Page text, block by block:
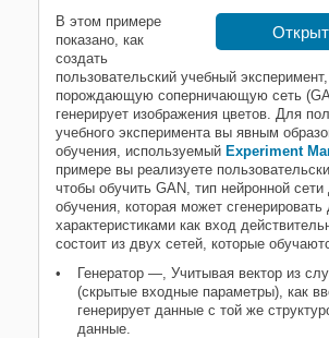
Deep Learning Toolbox
Настройка и визуализация глубокого
Используйте Experiment Manager,
чтобы обучить порождающие
соперничающие сети (GANs)
НА ЭТОЙ СТРАНИЦЕ
Открытый эксперимент
Запустите эксперимент
Оцените результаты
Повторно выполните эксперимент
Закройте эксперимент
Приложение 1: учебная функция
В этом примере
показано, как
создать
пользовательский учебный
порождающую соперничающую сеть
генерирует изображения цветов. Для
учебного эксперимента вы явным
обучения, используемый Experiment
примере вы реализуете
чтобы обучить GAN, тип нейронной сети
обучения, которая может
характеристиками как вход
состоит из двух сетей, которые
Генератор —, Учитывая вектор из
(скрытые входные параметры), как
генерирует данные с той же
данные.